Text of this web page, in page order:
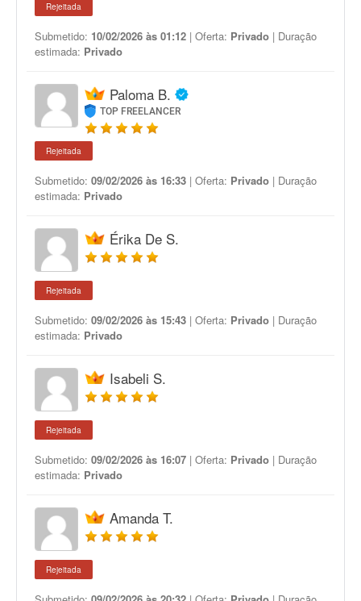
Rejeitada
Submetido: 10/02/2026 às 01:12 | Oferta: Privado | Duração
estimada: Privado
Paloma B.
TOP FREELANCER
Rejeitada
Submetido: 09/02/2026 às 16:33 | Oferta: Privado | Duração
estimada: Privado
Érika De S.
Rejeitada
Submetido: 09/02/2026 às 15:43 | Oferta: Privado | Duração
estimada: Privado
Isabeli S.
Rejeitada
Submetido: 09/02/2026 às 16:07 | Oferta: Privado | Duração
estimada: Privado
Amanda T.
Rejeitada